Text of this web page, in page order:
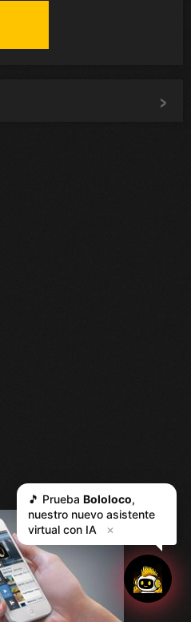
🎵 Prueba Bololoco,
nuestro nuevo asistente
virtual con IA
✕